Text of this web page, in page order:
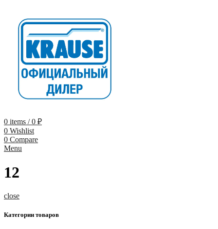
0 items / 0 ₽
0 Wishlist
0 Compare
Menu
12
close
Категории товаров